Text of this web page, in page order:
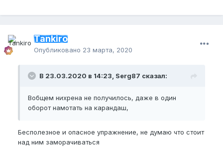
Tankiro
Опубликовано 23 марта, 2020
В 23.03.2020 в 14:23, Serg87 сказал:
Вобщем нихрена не получилось, даже в один
оборот намотать на карандаш,
Бесполезное и опасное упражнение, не думаю что стоит
над ним заморачиваться